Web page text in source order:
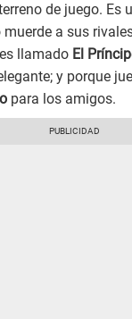
de juego. Es
a sus
es llamado El
y porque
para los amigos.